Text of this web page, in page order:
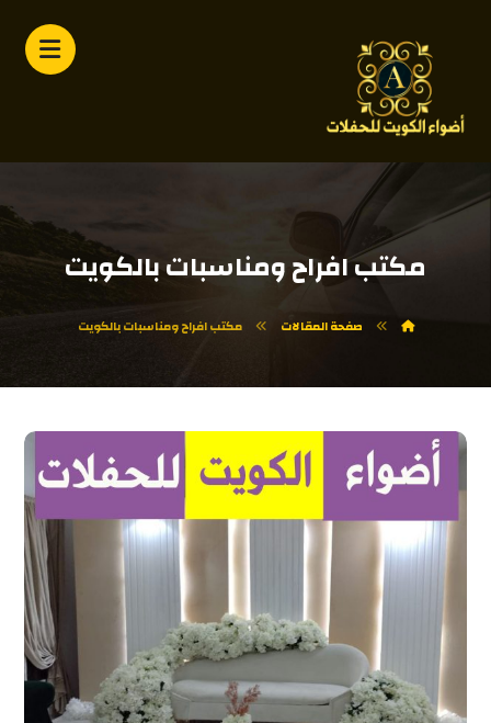
مكتب افراح ومناسبات بالكويت
صفحة المقالات مكتب افراح ومناسبات بالكويت